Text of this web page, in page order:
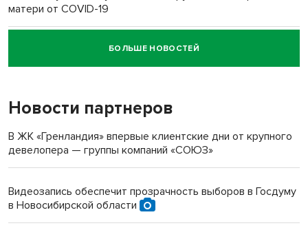
матери от COVID-19
Новосибирский суд наказал водителя за смерть
пенсионерки на вокзале
«Мы живём на пастбище!»: в новосибирском селе лошади
терроризируют жителей
Новосибирский преподаватель с женой вошли в топ-16
БОЛЬШЕ НОВОСТЕЙ
Новости партнеров
В ЖК «Гренландия» впервые клиентские дни от крупного
девелопера — группы компаний «СОЮЗ»
Видеозапись обеспечит прозрачность выборов в Госдуму
в Новосибирской области